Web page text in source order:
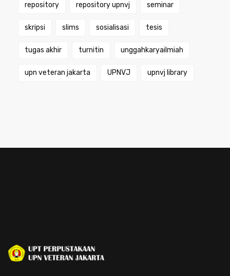
repository repository upnvj seminar
skripsi slims sosialisasi tesis
tugas akhir turnitin unggahkaryailmiah
upn veteran jakarta UPNVJ upnvj library